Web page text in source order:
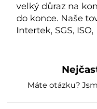
velký důraz na
do konce. Naše
Intertek, SGS, ISO,
Máte otázku?